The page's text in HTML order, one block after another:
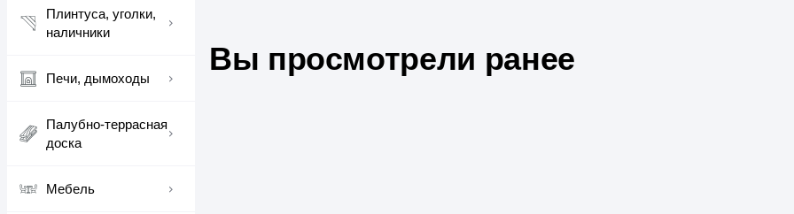
Плинтуса, уголки,
наличники
Печи, дымоходы
Палубно-террасная
доска
Мебель
Вы просмотрели ранее